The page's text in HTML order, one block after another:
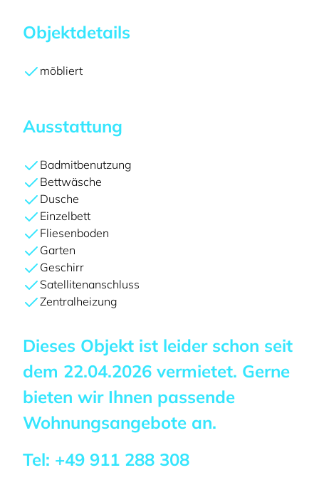
Objektdetails
möbliert
Ausstattung
Badmitbenutzung
Bettwäsche
Dusche
Einzelbett
Fliesenboden
Garten
Geschirr
Satellitenanschluss
Zentralheizung
Dieses Objekt ist leider schon seit
dem 22.04.2026 vermietet. Gerne
bieten wir Ihnen passende
Wohnungsangebote an.
Tel: +49 911 288 308